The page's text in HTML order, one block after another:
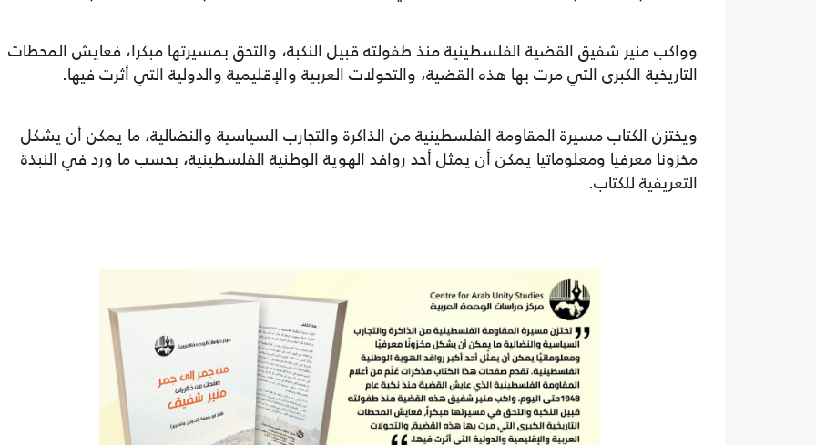
وواكب منير شفيق القضية الفلسطينية منذ طفولته قبيل النكبة، والتحق بمسيرتها مبكرا، فعايش المحطات
التاريخية الكبرى التي مرت بها هذه القضية، والتحولات العربية والإقليمية والدولية التي أثرت فيها.
ويختزن الكتاب مسيرة المقاومة الفلسطينية من الذاكرة والتجارب السياسية والنضالية، ما يمكن أن يشكل
مخزونا معرفيا ومعلوماتيا يمكن أن يمثل أحد روافد الهوية الوطنية الفلسطينية، بحسب ما ورد في النبذة
التعريفية للكتاب.